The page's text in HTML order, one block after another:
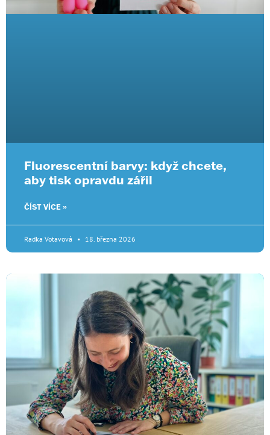
Fluorescentní barvy: když chcete,
aby tisk opravdu zářil
ČÍST VÍCE »
Radka Votavová 18. března 2026